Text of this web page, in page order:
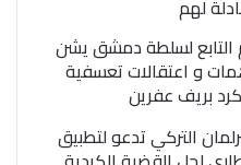
لهم
التابع لسلطة دمشق يشن
و اعتقالات تعسفية
بريف عفرين
التركي تدعو لتطبيق